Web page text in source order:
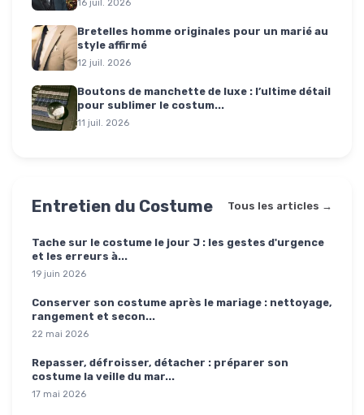
16 juil. 2026
Bretelles homme originales pour un marié au
style affirmé
12 juil. 2026
Boutons de manchette de luxe : l’ultime détail
pour sublimer le costum...
11 juil. 2026
Entretien du Costume Tous les articles →
Tache sur le costume le jour J : les gestes d'urgence
et les erreurs à...
19 juin 2026
Conserver son costume après le mariage : nettoyage,
rangement et secon...
22 mai 2026
Repasser, défroisser, détacher : préparer son
costume la veille du mar...
17 mai 2026